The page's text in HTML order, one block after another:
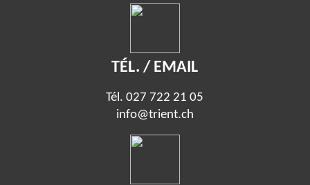
TÉL. / EMAIL
Tél.027 722 21 05
info@trient.ch